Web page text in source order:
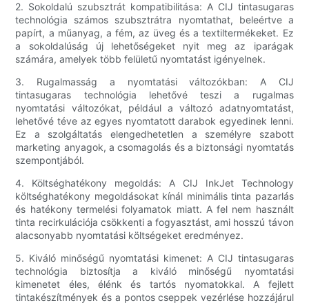
2. Sokoldalú szubsztrát kompatibilitása: A CIJ tintasugaras
technológia számos szubsztrátra nyomtathat, beleértve a
papírt, a műanyag, a fém, az üveg és a textiltermékeket. Ez
a sokoldalúság új lehetőségeket nyit meg az iparágak
számára, amelyek több felületű nyomtatást igényelnek.
3. Rugalmasság a nyomtatási változókban: A CIJ
tintasugaras technológia lehetővé teszi a rugalmas
nyomtatási változókat, például a változó adatnyomtatást,
lehetővé téve az egyes nyomtatott darabok egyedinek lenni.
Ez a szolgáltatás elengedhetetlen a személyre szabott
marketing anyagok, a csomagolás és a biztonsági nyomtatás
szempontjából.
4. Költséghatékony megoldás: A CIJ InkJet Technology
költséghatékony megoldásokat kínál minimális tinta pazarlás
és hatékony termelési folyamatok miatt. A fel nem használt
tinta recirkulációja csökkenti a fogyasztást, ami hosszú távon
alacsonyabb nyomtatási költségeket eredményez.
5. Kiváló minőségű nyomtatási kimenet: A CIJ tintasugaras
technológia biztosítja a kiváló minőségű nyomtatási
kimenetet éles, élénk és tartós nyomatokkal. A fejlett
tintakészítmények és a pontos cseppek vezérlése hozzájárul